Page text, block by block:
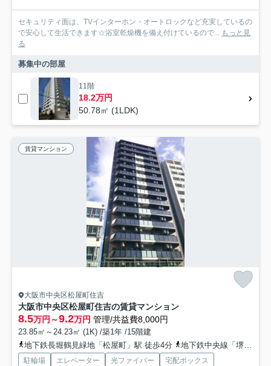
セキュリティ面は、TVインターホン・オートロックなど充実しているの
で安心して生活できます☆浴室乾燥機を備え付けているので... もっと見
る
募集中の部屋
11階
18.2万円
50.78㎡ (1LDK)
賃貸マンション
大阪市中央区松屋町住吉
大阪市中央区松屋町住吉の賃貸マンション
8.5万円～9.2万円 管理/共益費8,000円
23.85㎡～24.23㎡ (1K) /築1年 /15階建
地下鉄長堀鶴見緑地「松屋町」駅 徒歩4分
地下鉄中央線「堺筋本町」駅 徒歩9分
駐輪場 エレベーター 光ファイバー
宅配ボックス